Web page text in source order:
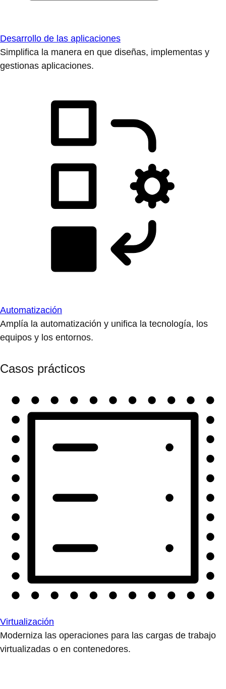
Desarrollo de las aplicaciones
Simplifica la manera en que diseñas, implementas y
gestionas aplicaciones.
Automatización
Amplía la automatización y unifica la tecnología, los
equipos y los entornos.
Casos prácticos
Virtualización
Moderniza las operaciones para las cargas de trabajo
virtualizadas o en contenedores.